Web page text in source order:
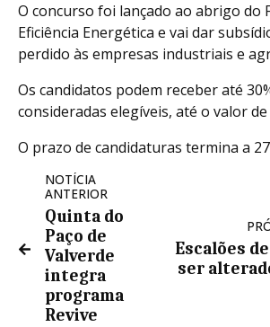
O concurso foi lançado ao abrigo do
Eficiência Energética e vai dar
perdido às empresas industriais e
Os candidatos podem receber até
consideradas elegíveis, até o valor
O prazo de candidaturas termina a
NOTÍCIA
ANTERIOR
Quinta do
Paço de
Valverde
integra
programa
Revive
Escalões
ser